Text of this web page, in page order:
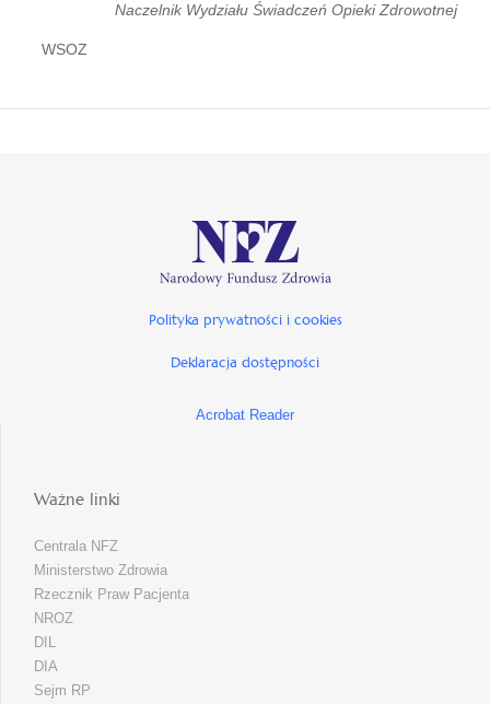
Naczelnik Wydziału Świadczeń Opieki Zdrowotnej
WSOZ
Polityka prywatności i cookies
Deklaracja dostępności
Acrobat Reader
Ważne linki
Centrala NFZ
Ministerstwo Zdrowia
Rzecznik Praw Pacjenta
NROZ
DIL
DIA
Sejm RP